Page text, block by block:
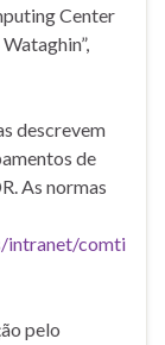
Center
descrevem
de
As normas
intranet/comti
pelo